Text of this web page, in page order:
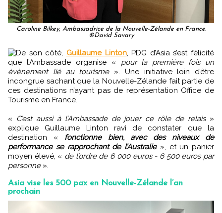
Caroline Bilkey, Ambassadrice de la Nouvelle-Zélande en France.
©David Savary
De son côté, Guillaume Linton, PDG d’Asia s’est félicité
que l’Ambassade organise « pour la première fois un
évènement lié au tourisme». Une initiative loin d’être
incongrue sachant que la Nouvelle-Zélande fait partie de
ces destinations n’ayant pas de représentation Office de
Tourisme en France.
« C’est aussi à l’Ambassade de jouer ce rôle de relais»
explique Guillaume Linton ravi de constater que la
destination « fonctionne bien, avec des niveaux de
performance se rapprochant de l’Australie», et un panier
moyen élevé, « de l’ordre de 6 000 euros - 6 500 euros par
personne».
Asia vise les 500 pax en Nouvelle-Zélande l’an
prochain